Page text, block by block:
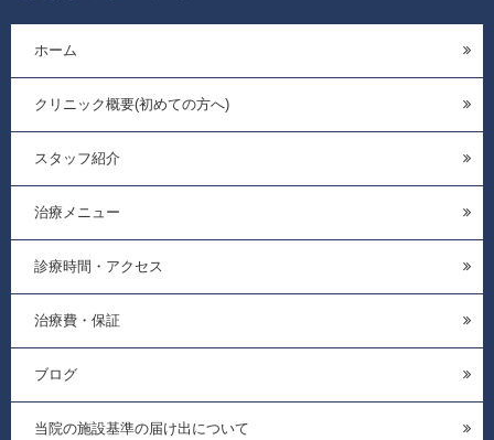
ホーム
クリニック概要(初めての方へ)
スタッフ紹介
治療メニュー
診療時間・アクセス
治療費・保証
ブログ
当院の施設基準の届け出について